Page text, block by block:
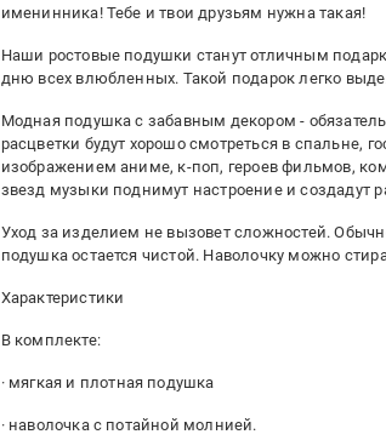
именинника! Тебе и твои друзьям нужна такая!
Наши ростовые подушки станут отличным
дню всех влюбленных. Такой подарок легко
Модная подушка с забавным декором -
расцветки будут хорошо смотреться в спальне,
изображением аниме, к-поп, героев фильмов,
звезд музыки поднимут настроение и создадут
Уход за изделием не вызовет сложностей.
подушка остается чистой. Наволочку можно
Характеристики
В комплекте:
· мягкая и плотная подушка
· наволочка с потайной молнией.